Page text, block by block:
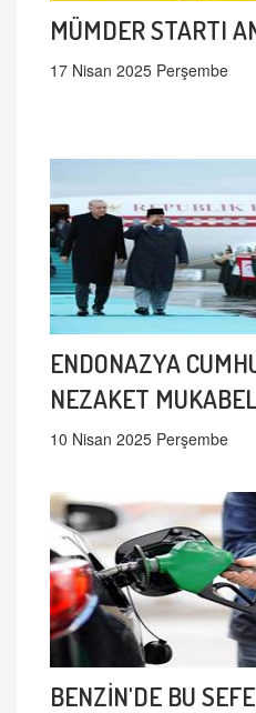
MÜMDER STARTI
17 Nisan 2025 Perşembe
ENDONAZYA
NEZAKET
10 Nisan 2025 Perşembe
BENZİN'DE BU